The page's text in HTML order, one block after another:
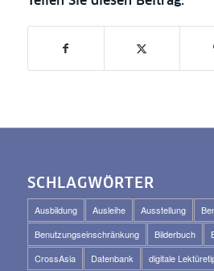
SCHLAGWÖRTER
Ausbildung Ausleihe Ausstellung
Benutzungseinschränkung
Bilderbuch
CrossAsia
Datenbank digitale